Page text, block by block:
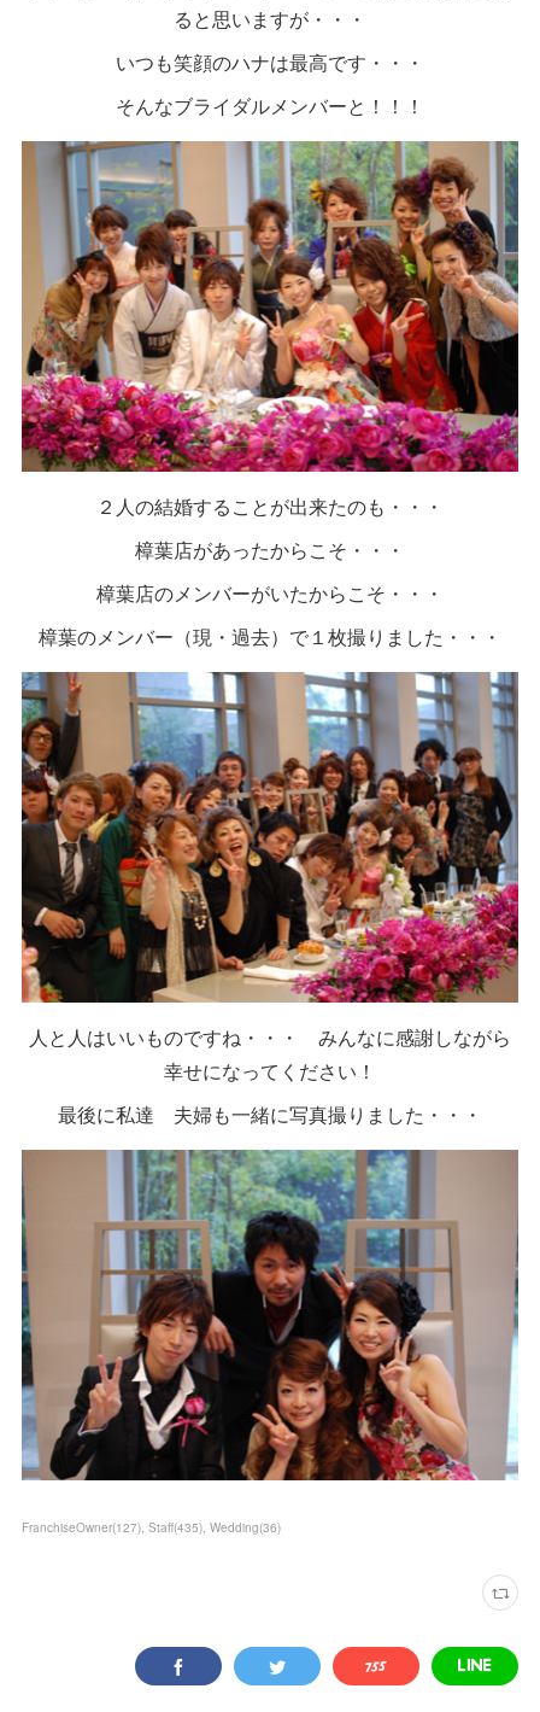
ると思いますが・・・
いつも笑顔のハナは最高です・・・
そんなブライダルメンバーと！！！
２人の結婚することが出来たのも・・・
樟葉店があったからこそ・・・
樟葉店のメンバーがいたからこそ・・・
樟葉のメンバー（現・過去）で１枚撮りました・・・
人と人はいいものですね・・・ みんなに感謝しながら
幸せになってください！
最後に私達 夫婦も一緒に写真撮りました・・・
FranchiseOwner(127) Staff(435) Wedding(36)